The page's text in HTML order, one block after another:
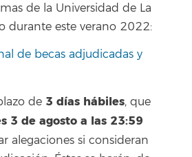
de la Universidad de La
durante este verano 2022:
de becas adjudicadas y
de 3 días hábiles, que
3 de agosto a las 23:59
alegaciones si consideran